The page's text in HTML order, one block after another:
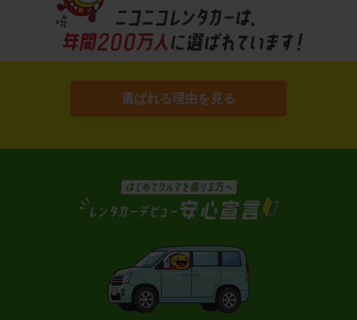
選ばれる理由を見る